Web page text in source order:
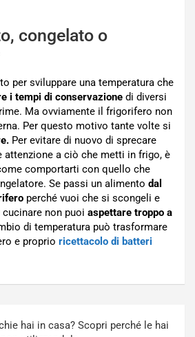
congelato o
per sviluppare una temperatura che
i tempi di conservazione di diversi
Ma ovviamente il frigorifero non
Per questo motivo tante volte si
Per evitare di nuovo di sprecare
attenzione a ciò che metti in frigo, è
comportarti con quello che
Se passi un alimento dal
perché vuoi che si scongeli e
non puoi aspettare troppo a
di temperatura può trasformare
e proprio ricettacolo di batteri
hai in casa? Scopri perché le hai